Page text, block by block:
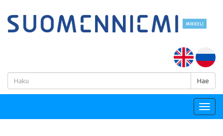
Hae